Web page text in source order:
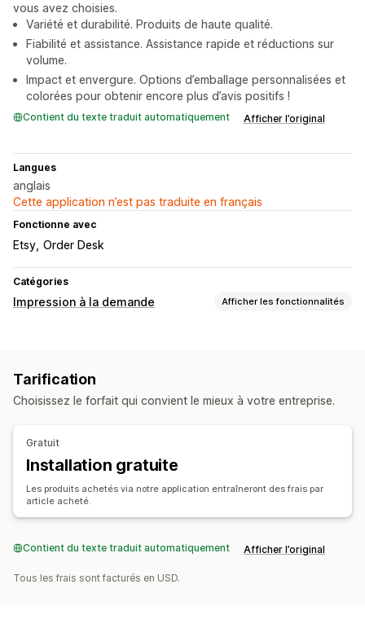
vous avez choisies.
Variété et durabilité. Produits de haute qualité.
Fiabilité et assistance. Assistance rapide et réductions sur
volume.
Impact et envergure. Options d’emballage personnalisées et
colorées pour obtenir encore plus d’avis positifs !
Contient du texte traduit automatiquement Afficher l’original
Langues
anglais
Cette application n’est pas traduite en français
Fonctionne avec
Etsy Order Desk
Catégories
Impression à la demande Afficher les fonctionnalités
Outils de conception
Personnalisation
Chapeaux
Cadeaux pour les fêtes
Produits pour animaux Art mural
Étiquette anonyme Expédition groupée
Traitement des commandes à l’international
Tarification
Choisissez le forfait qui convient le mieux à votre entreprise.
Gratuit
Installation gratuite
Les produits achetés via notre application entraîneront des frais par
article acheté.
Contient du texte traduit automatiquement Afficher l’original
Tous les frais sont facturés en USD.